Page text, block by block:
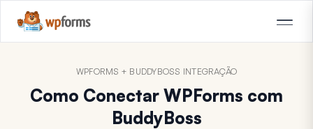
WPFORMS + BUDDYBOSS INTEGRAÇÃO
Como Conectar WPForms com
BuddyBoss